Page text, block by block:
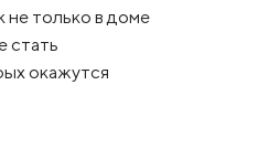
только в доме
стать
окажутся